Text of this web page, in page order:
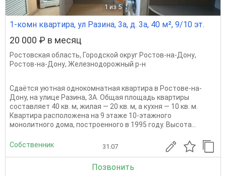
1 из 5
1-комн квартира, ул Разина, 3а, д. 3а, 40 м², 9/10 эт.
20 000 ₽ в месяц
Ростовская область, Городской округ Ростов-на-Дону,
Ростов-на-Дону, Железнодорожный р-н
Сдаётся уютная однокомнатная квартира в Ростове-на-
Дону, на улице Разина, 3А. Общая площадь квартиры
составляет 40 кв. м, жилая — 20 кв. м, а кухня — 10 кв. м.
Квартира расположена на 9 этаже 10-этажного
монолитного дома, построенного в 1995 году. Высота...
Собственник 31.07
Позвонить